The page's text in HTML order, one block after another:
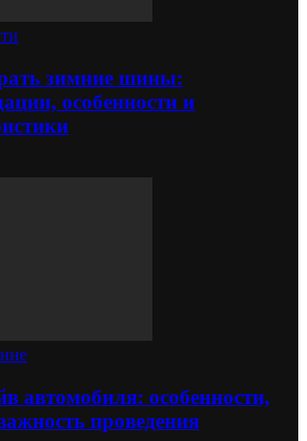
зимние шины:
особенности и
автомобиля: особенности,
проведения